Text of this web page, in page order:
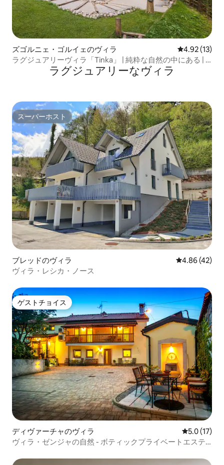
ズゴルニェ・ゴルイェのヴィラ レビュー13
4.92 (13)
ラグジュアリーヴィラ「Tinka」 | 純粋な自然の中にある | *
ラグジュアリーなヴィラ
スーパーホスト
スーパーホスト
ブレッドのヴィラ レビュー42
4.86 (42)
ヴィラ・レシカ・ノース
ゲストチョイス
ゲストチョイス
ディヴァーチャのヴィラ レビュー17
5.0 (17)
ヴィラ・ゼンジャの自然 - ボティックプライベートエステ